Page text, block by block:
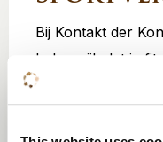
Bij Kontakt der
belangrijk dat je fit
bieden we een
Hiermee kun je